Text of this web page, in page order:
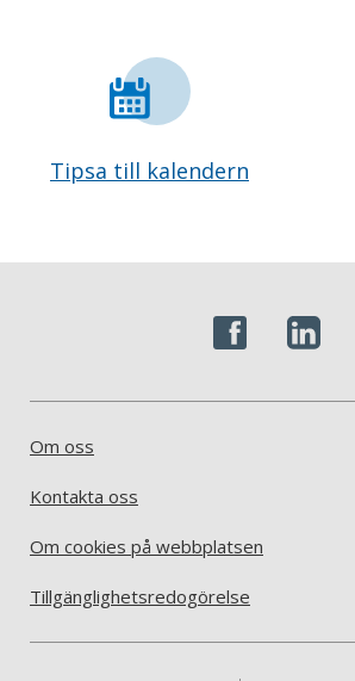
Tipsa till kalendern
Om oss
Kontakta oss
Om cookies på webbplatsen
Tillgänglighetsredogörelse